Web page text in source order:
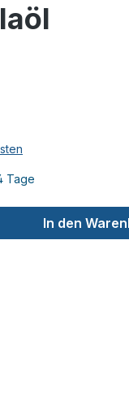
Tage
denIn den